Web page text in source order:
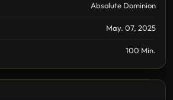
Absolute Dominion
May. 07, 2025
100 Min.